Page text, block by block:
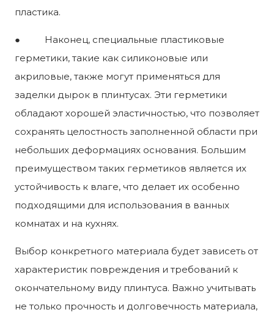
пластика.
● Наконец, специальные пластиковые
герметики, такие как силиконовые или
акриловые, также могут применяться для
заделки дырок в плинтусах. Эти герметики
обладают хорошей эластичностью, что позволяет
сохранять целостность заполненной области при
небольших деформациях основания. Большим
преимуществом таких герметиков является их
устойчивость к влаге, что делает их особенно
подходящими для использования в ванных
комнатах и на кухнях.
Выбор конкретного материала будет зависеть от
характеристик повреждения и требований к
окончательному виду плинтуса. Важно учитывать
не только прочность и долговечность материала,